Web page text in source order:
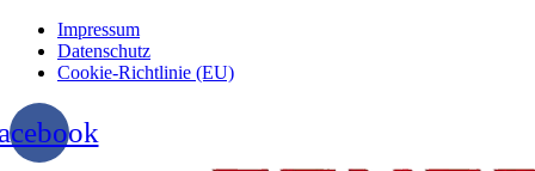
Impressum
Datenschutz
Cookie-Richtlinie (EU)